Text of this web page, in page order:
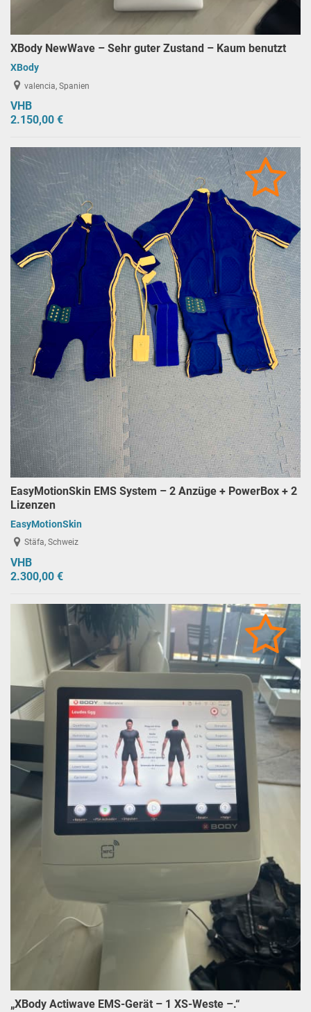
XBody NewWave – Sehr guter Zustand – Kaum benutzt
XBody
valencia, Spanien
VHB
2.150,00 €
EasyMotionSkin EMS System – 2 Anzüge + PowerBox + 2
Lizenzen
EasyMotionSkin
Stäfa, Schweiz
VHB
2.300,00 €
„XBody Actiwave EMS-Gerät – 1 XS-Weste –.“